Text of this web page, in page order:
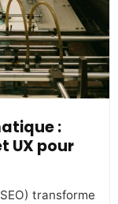
:
UX pour
transforme